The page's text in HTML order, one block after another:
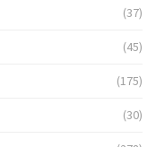
(37)
(45)
(175)
(30)